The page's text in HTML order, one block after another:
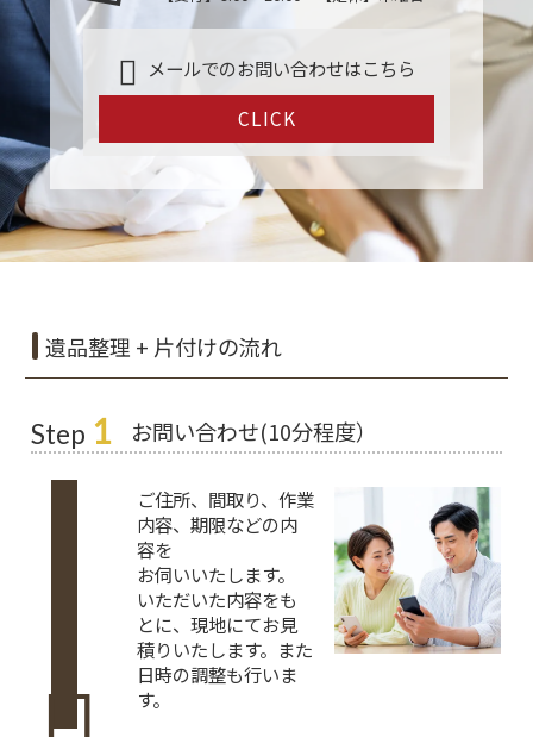
メールでのお問い合わせはこちら
CLICK
遺品整理 + 片付けの流れ
Step 1 お問い合わせ(10分程度）
ご住所、間取り、作業
内容、期限などの内
容を
お伺いいたします。
いただいた内容をも
とに、現地にてお見
積りいたします。また
日時の調整も行いま
す。